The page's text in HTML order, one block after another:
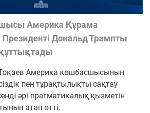
Америка Құрама
Дональд Трампты
құттықтады
Америка көшбасшысының
пен тұрақтылықты сақтау
әрі прагматикалық қызметін
атап өтті.